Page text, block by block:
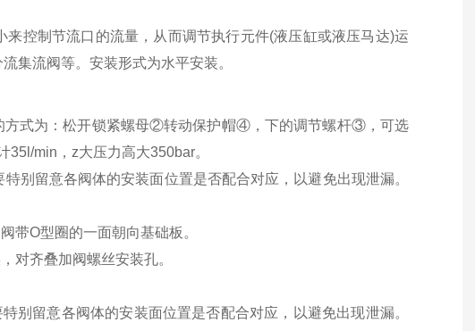
控制节流口的流量，从而调节执行元件(液压缸或液压马达)运
集流阀等。安装形式为水平安装。
方式为：松开锁紧螺母②转动保护帽④，下的调节螺杆③，可选
min，z大压力高大350bar。
别留意各阀体的安装面位置是否配合对应，以避免出现泄漏。
带O型圈的一面朝向基础板。
对齐叠加阀螺丝安装孔。
别留意各阀体的安装面位置是否配合对应，以避免出现泄漏。